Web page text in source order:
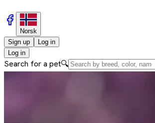
Norsk
Sign up
Log in
Log in
Search for a pet🔍